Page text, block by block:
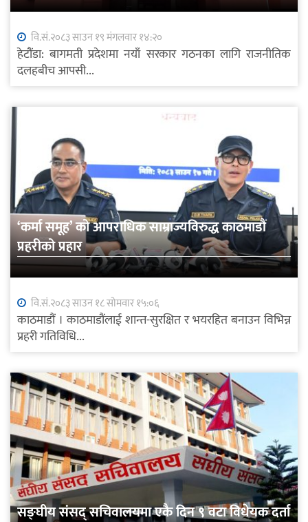
वि.सं.२०८३ साउन १९ मंगलवार १४:२०
हेटौंडा: बागमती प्रदेशमा नयाँ सरकार गठनका लागि राजनीतिक
दलहबीच आपसी...
‘कर्मा समूह’ को आपराधिक साम्राज्यविरुद्ध काठमाडौं
प्रहरीको प्रहार
वि.सं.२०८३ साउन १८ सोमवार १५:०६
काठमाडौं । काठमाडौंलाई शान्त-सुरक्षित र भयरहित बनाउन विभिन्न
प्रहरी गतिविधि...
सङ्घीय संसद् सचिवालयमा एकै दिन ९ वटा विधेयक दर्ता